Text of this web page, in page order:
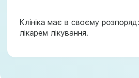
Клініка має в своєму
лікарем лікування.